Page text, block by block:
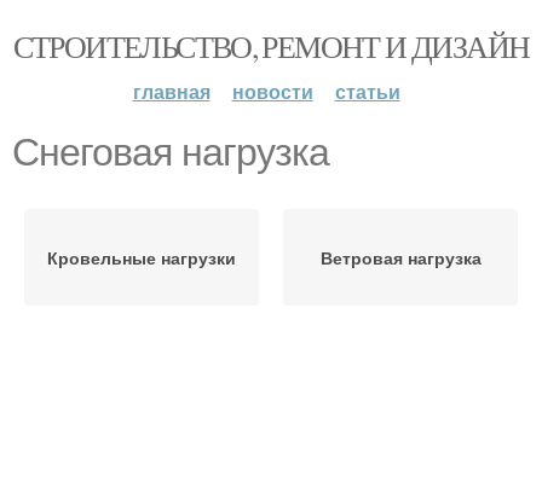
СТРОИТЕЛЬСТВО, РЕМОНТ И ДИЗАЙН
главная новости статьи
Снеговая нагрузка
Кровельные нагрузки Ветровая нагрузка